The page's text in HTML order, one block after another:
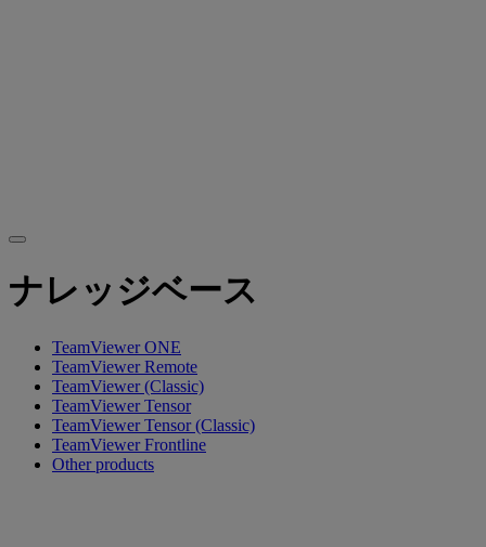
ナレッジベース
TeamViewer ONE
TeamViewer Remote
TeamViewer (Classic)
TeamViewer Tensor
TeamViewer Tensor (Classic)
TeamViewer Frontline
Other products